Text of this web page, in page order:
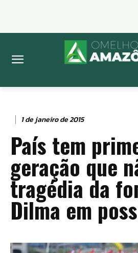
1 de janeiro de 2015
País tem
geração que
tragédia da
Dilma em